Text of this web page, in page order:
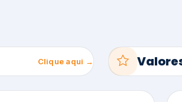
90%
Retenção de Clientes